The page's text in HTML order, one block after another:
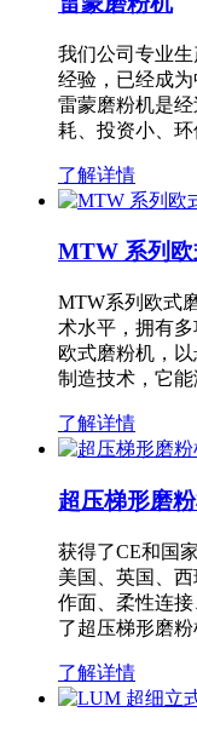
我们公司专业
经验，已经成
雷蒙磨粉机是
耗、投资小、
了解详情
MTW 系列
MTW系列欧式
术水平，拥有
欧式磨粉机，
制造技术，它
了解详情
超压梯形磨
获得了CE和国
美国、英国、
作面、柔性连
了超压梯形磨
了解详情